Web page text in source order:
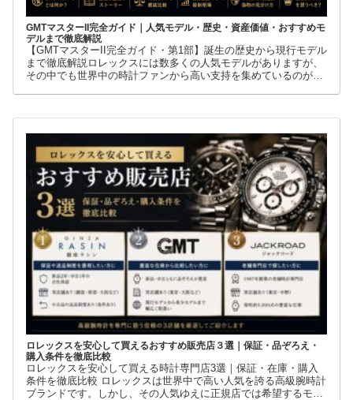
GMTマスターII完全ガイド｜人気モデル・歴史・資産価値・おすすめモ
デルまで徹底解説
【GMTマスターII完全ガイド・第1部】誕生の歴史から現行モデル
まで徹底解説ロレックスには数多くの人気モデルがありますが、
その中でも世界中の時計ファンから高い支持を集めているのが
ロレックスを安心して買えるおすすめ販売店３選｜保証・品ぞろえ・
購入条件を徹底比較
ロレックスを安心して買える時計専門店3選｜保証・在庫・購入
条件を徹底比較 ロレックスは世界中で高い人気を誇る高級腕時計
ブランドです。しかし、その人気ゆえに正規店では希望するモデ